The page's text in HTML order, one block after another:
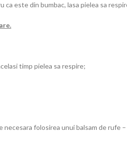
ca este din bumbac, lasa pielea sa
timp pielea sa respire;
folosirea unui balsam de rufe